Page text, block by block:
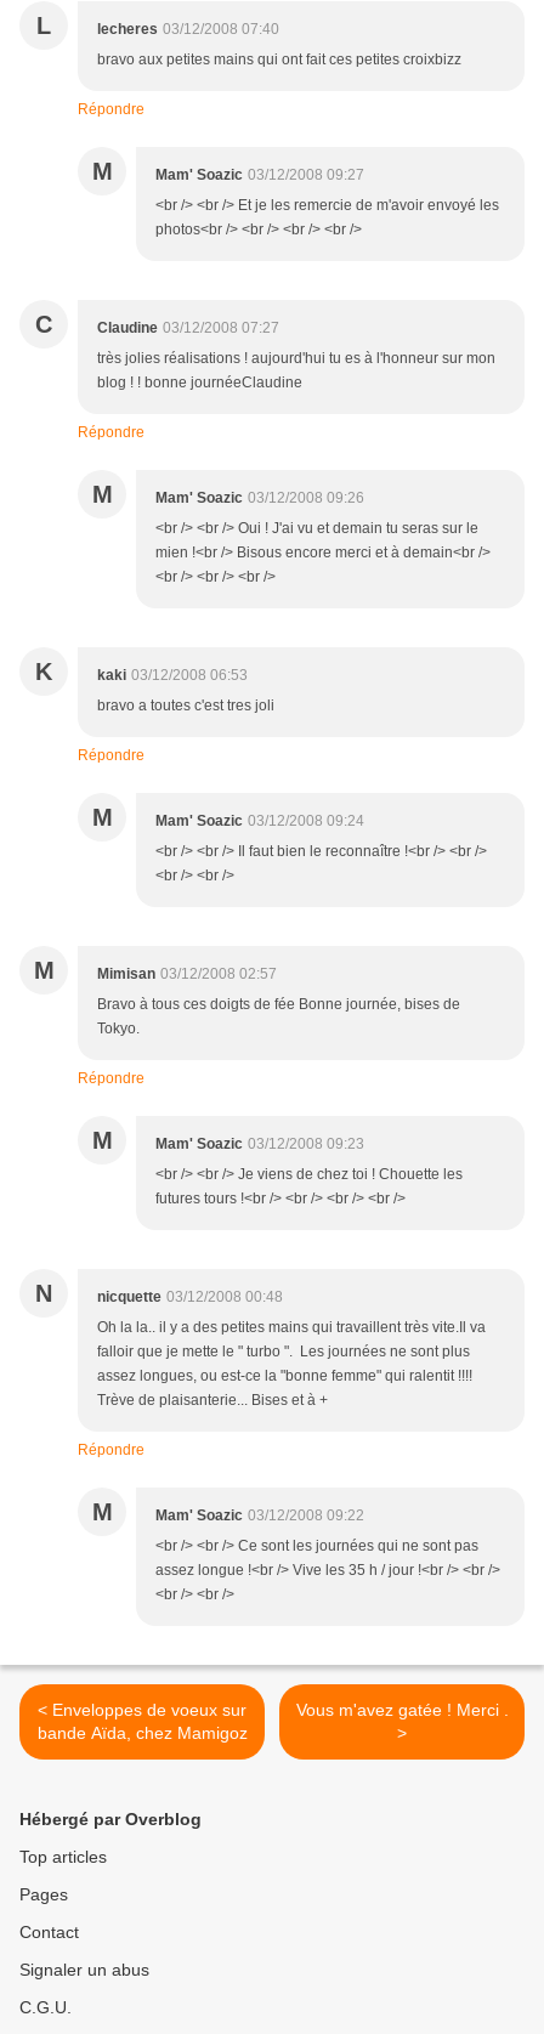
L lecheres 03/12/2008 07:40
bravo aux petites mains qui ont fait ces petites croixbizz
Répondre
M Mam' Soazic 03/12/2008 09:27
<br /> <br /> Et je les remercie de m'avoir envoyé les
photos<br /> <br /> <br /> <br />
C Claudine 03/12/2008 07:27
très jolies réalisations ! aujourd'hui tu es à l'honneur sur mon
blog ! ! bonne journéeClaudine
Répondre
M Mam' Soazic 03/12/2008 09:26
<br /> <br /> Oui ! J'ai vu et demain tu seras sur le
mien !<br /> Bisous encore merci et à demain<br />
<br /> <br /> <br />
K kaki 03/12/2008 06:53
bravo a toutes c'est tres joli
Répondre
M Mam' Soazic 03/12/2008 09:24
<br /> <br /> Il faut bien le reconnaître !<br /> <br />
<br /> <br />
M Mimisan 03/12/2008 02:57
Bravo à tous ces doigts de fée Bonne journée, bises de
Tokyo.
Répondre
M Mam' Soazic 03/12/2008 09:23
<br /> <br /> Je viens de chez toi ! Chouette les
futures tours !<br /> <br /> <br /> <br />
N nicquette 03/12/2008 00:48
Oh la la.. il y a des petites mains qui travaillent très vite.Il va
falloir que je mette le " turbo ". Les journées ne sont plus
assez longues, ou est-ce la "bonne femme" qui ralentit !!!!
Trève de plaisanterie... Bises et à +
Répondre
M Mam' Soazic 03/12/2008 09:22
<br /> <br /> Ce sont les journées qui ne sont pas
assez longue !<br /> Vive les 35 h / jour !<br /> <br />
<br /> <br />
< Enveloppes de voeux sur
bande Aïda, chez Mamigoz
Vous m'avez gatée ! Merci .
>
Hébergé par Overblog
Top articles
Pages
Contact
Signaler un abus
C.G.U.